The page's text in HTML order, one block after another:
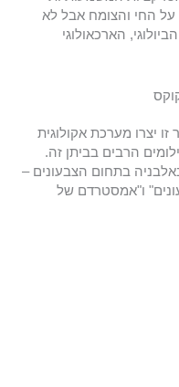
על החי והצומח אבל לא
הארכאולוגי
זו יצרו מערכת אקולוגית
הרבים בביתן זה.
בתחום הצבעונים –
ו"אמסטרדם של